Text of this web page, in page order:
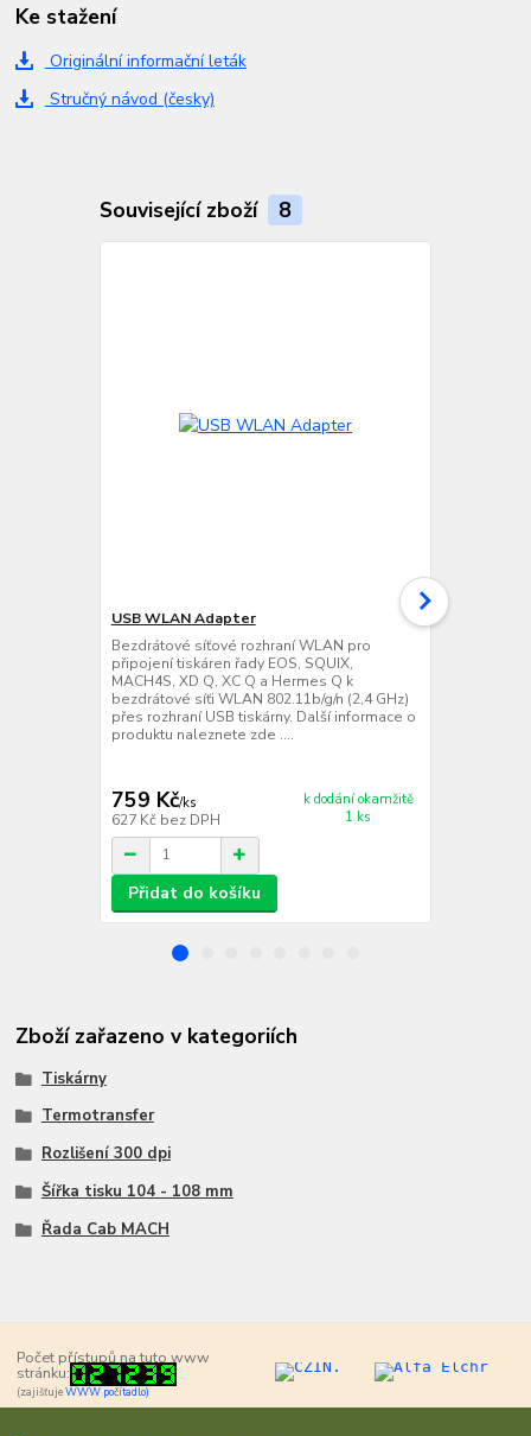
Ke stažení
Originální informační leták
Stručný návod (česky)
Související zboží 8
USB WLAN Adapter
Bezdrátové síťové rozhraní WLAN pro
připojení tiskáren řady EOS, SQUIX,
MACH4S, XD Q, XC Q a Hermes Q k
bezdrátové síťi WLAN 802.11b/g/n (2,4 GHz)
přes rozhraní USB tiskárny. Další informace o
produktu naleznete zde ....
759 Kč/ks
627 Kč bez DPH
k dodání okamžitě
1 ks
Přidat do košíku
USB
Zboží zařazeno v kategoriích
Tiskárny
Termotransfer
Rozlišení 300 dpi
Šířka tisku 104 - 108 mm
Řada Cab MACH
Počet přístupů na tuto www
stránku:
(zajišťujeWWW počítadlo)